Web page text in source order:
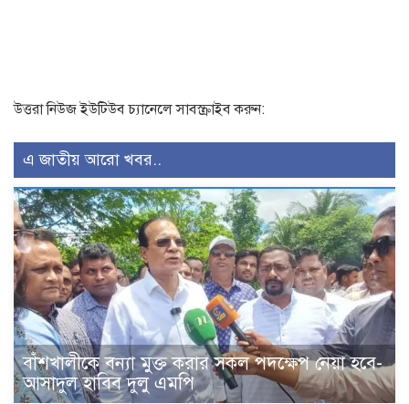
উত্তরা নিউজ ইউটিউব চ্যানেলে সাবস্ক্রাইব করুন:
এ জাতীয় আরো খবর..
বাঁশখালীকে বন্যা মুক্ত করার সকল পদক্ষেপ নেয়া হবে-
আসাদুল হাবিব দুলু এমপি